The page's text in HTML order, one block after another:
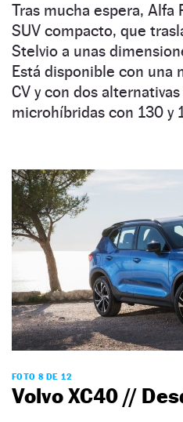
Tras mucha espera, Alfa
SUV compacto, que
Stelvio a unas
Está disponible con una
CV y con dos
microhíbridas con 130 y
FOTO 8 DE 12
Volvo XC40 //